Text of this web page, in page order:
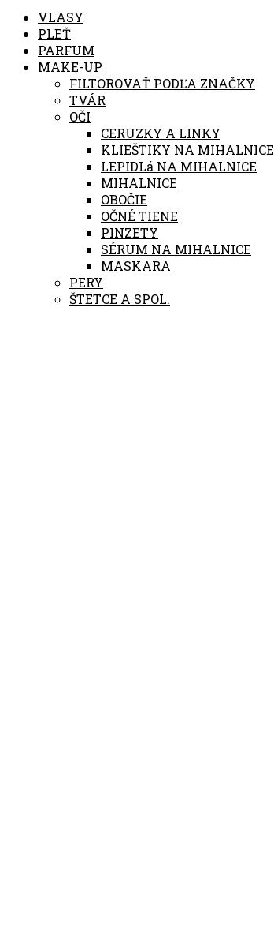
VLASY
PLEŤ
PARFUM
MAKE-UP
FILTOROVAŤ PODĽA ZNAČKY
TVÁR
OČI
CERUZKY A LINKY
KLIEŠTIKY NA MIHALNICE
LEPIDLá NA MIHALNICE
MIHALNICE
OBOČIE
OČNÉ TIENE
PINZETY
SÉRUM NA MIHALNICE
MASKARA
PERY
ŠTETCE A SPOL.